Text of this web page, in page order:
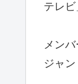
テレ
メン
ジャ